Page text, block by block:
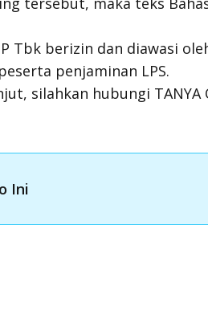
Tbk berizin dan diawasi
penjaminan LPS.
silahkan hubungi TANYA
Ini